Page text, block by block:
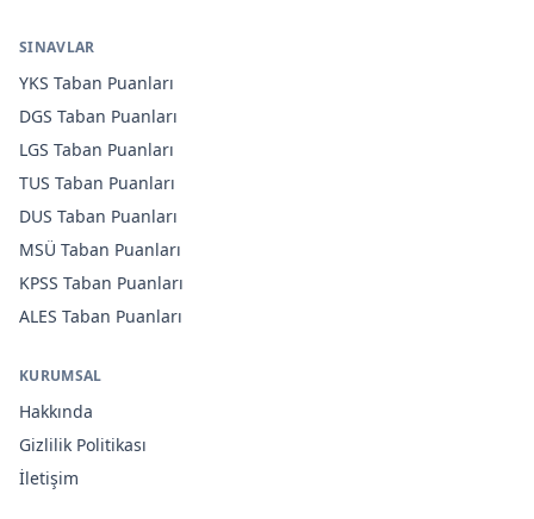
SINAVLAR
YKS Taban Puanları
DGS Taban Puanları
LGS Taban Puanları
TUS Taban Puanları
DUS Taban Puanları
MSÜ Taban Puanları
KPSS Taban Puanları
ALES Taban Puanları
KURUMSAL
Hakkında
Gizlilik Politikası
İletişim